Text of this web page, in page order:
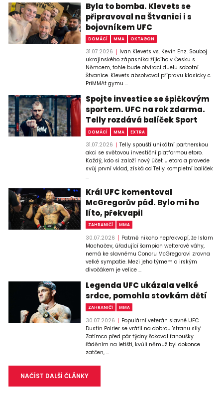
Byla to bomba. Klevets se
připravoval na Štvanici i s
bojovníkem UFC
DOMÁCÍ MMA OKTAGON
31.07.2026
Ivan Klevets vs. Kevin Enz. Souboj
ukrajinského zápasníka žijícího v Česku s
Němcem, tohle bude otvírací duelu sobotní
Štvanice. Klevets absolvoval přípravu klasicky c
PriMMAt gymu ...
Spojte investice se špičkovým
sportem. UFC na rok zdarma.
Telly rozdává balíček Sport
DOMÁCÍ MMA EXTRA
31.07.2026
Telly spouští unikátní partnerskou
akci se světovou investiční platformou etoro.
Každý, kdo si založí nový účet u etoro a provede
svůj první vklad, získá od Telly kompletní balíček
...
Král UFC komentoval
McGregorův pád. Bylo mi ho
líto, překvapil
ZAHRANIČÍ MMA
30.07.2026
Patrně nikoho nepřekvapí, že Islam
Machačev, úřadující šampion welterové váhy,
nemá ke slavnému Conoru McGregorovi zrovna
velké sympatie. Mezi jeho týmem a irským
divočákem je velice ...
Legenda UFC ukázala velké
srdce, pomohla stovkám dětí
ZAHRANIČÍ MMA
30.07.2026
Populární veterán slavné UFC
Dustin Poirier se vrátil na dobrou 'stranu síly'.
Zatímco před pár týdny šokoval fanoušky
řáděním na letišti, kvůli němuž byl dokonce
zatčen, ...
NAČÍST DALŠÍ ČLÁNKY